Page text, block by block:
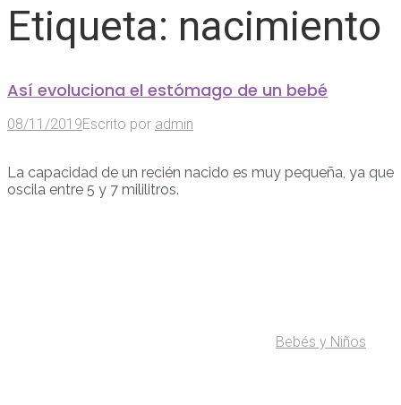
Etiqueta: nacimiento
Así evoluciona el estómago de un bebé
08/11/2019Escrito por admin
La capacidad de un recién nacido es muy pequeña, ya que
oscila entre 5 y 7 mililitros.
Bebés y Niños